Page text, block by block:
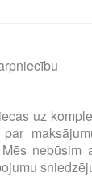
uz
nebūsim